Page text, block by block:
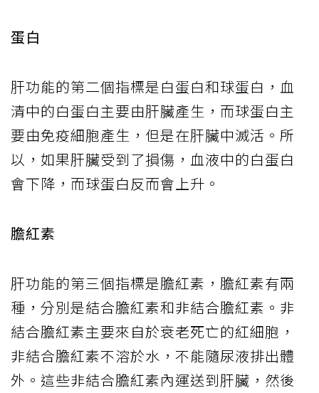
蛋白
肝功能的第二個指標是白蛋白和球蛋白，血
清中的白蛋白主要由肝臟產生，而球蛋白主
要由免疫細胞產生，但是在肝臟中滅活。所
以，如果肝臟受到了損傷，血液中的白蛋白
會下降，而球蛋白反而會上升。
膽紅素
肝功能的第三個指標是膽紅素，膽紅素有兩
種，分別是結合膽紅素和非結合膽紅素。非
結合膽紅素主要來自於衰老死亡的紅細胞，
非結合膽紅素不溶於水，不能隨尿液排出體
外。這些非結合膽紅素內運送到肝臟，然後